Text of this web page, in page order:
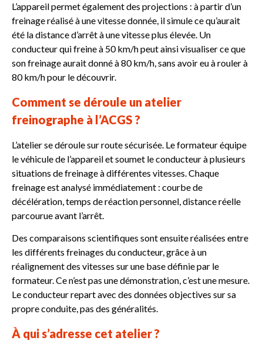
L’appareil permet également des projections : à partir d’un
freinage réalisé à une vitesse donnée, il simule ce qu’aurait
été la distance d’arrêt à une vitesse plus élevée. Un
conducteur qui freine à 50 km/h peut ainsi visualiser ce que
son freinage aurait donné à 80 km/h, sans avoir eu à rouler à
80 km/h pour le découvrir.
Comment se déroule un atelier
freinographe à l’ACGS ?
L’atelier se déroule sur route sécurisée. Le formateur équipe
le véhicule de l’appareil et soumet le conducteur à plusieurs
situations de freinage à différentes vitesses. Chaque
freinage est analysé immédiatement : courbe de
décélération, temps de réaction personnel, distance réelle
parcourue avant l’arrêt.
Des comparaisons scientifiques sont ensuite réalisées entre
les différents freinages du conducteur, grâce à un
réalignement des vitesses sur une base définie par le
formateur.Ce n’est pas une démonstration, c’est une mesure.
Le conducteur repart avec des données objectives sur sa
propre conduite, pas des généralités.
À qui s’adresse cet atelier ?